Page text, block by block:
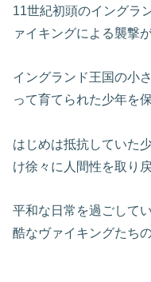
11世紀初頭のイングラ
ァイキングによる襲撃
イングランド王国の小
って育てられた少年を
はじめは抵抗していた
け徐々に人間性を取り
平和な日常を過ごして
酷なヴァイキングたち